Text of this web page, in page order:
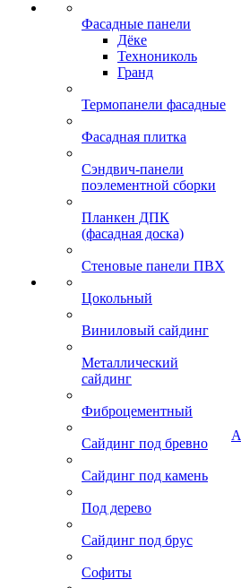
Фасадные панели
Дёке
Технониколь
Гранд
Термопанели фасадные
Фасадная плитка
Сэндвич-панели
поэлементной сборки
Планкен ДПК
(фасадная доска)
Стеновые панели ПВХ
Цокольный
Виниловый сайдинг
Металлический
сайдинг
Фиброцементный
Сайдинг под бревно
Сайдинг под камень
Под дерево
Сайдинг под брус
Софиты